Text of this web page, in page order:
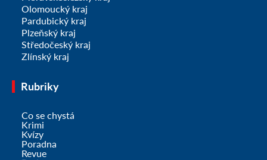
Olomoucký kraj
Pardubický kraj
Plzeňský kraj
Středočeský kraj
Zlínský kraj
Rubriky
Co se chystá
Krimi
Kvízy
Poradna
Revue